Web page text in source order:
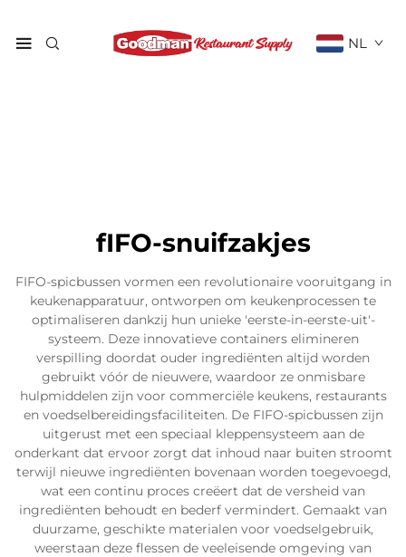
NL
fIFO-snuifzakjes
FIFO-spicbussen vormen een revolutionaire vooruitgang in
keukenapparatuur, ontworpen om keukenprocessen te
optimaliseren dankzij hun unieke 'eerste-in-eerste-uit'-
systeem. Deze innovatieve containers elimineren
verspilling doordat ouder ingrediënten altijd worden
gebruikt vóór de nieuwere, waardoor ze onmisbare
hulpmiddelen zijn voor commerciële keukens, restaurants
en voedselbereidingsfaciliteiten. De FIFO-spicbussen zijn
uitgerust met een speciaal kleppensysteem aan de
onderkant dat ervoor zorgt dat inhoud naar buiten stroomt
terwijl nieuwe ingrediënten bovenaan worden toegevoegd,
wat een continu proces creëert dat de versheid van
ingrediënten behoudt en bederf vermindert. Gemaakt van
duurzame, geschikte materialen voor voedselgebruik,
weerstaan deze flessen de veeleisende omgeving van